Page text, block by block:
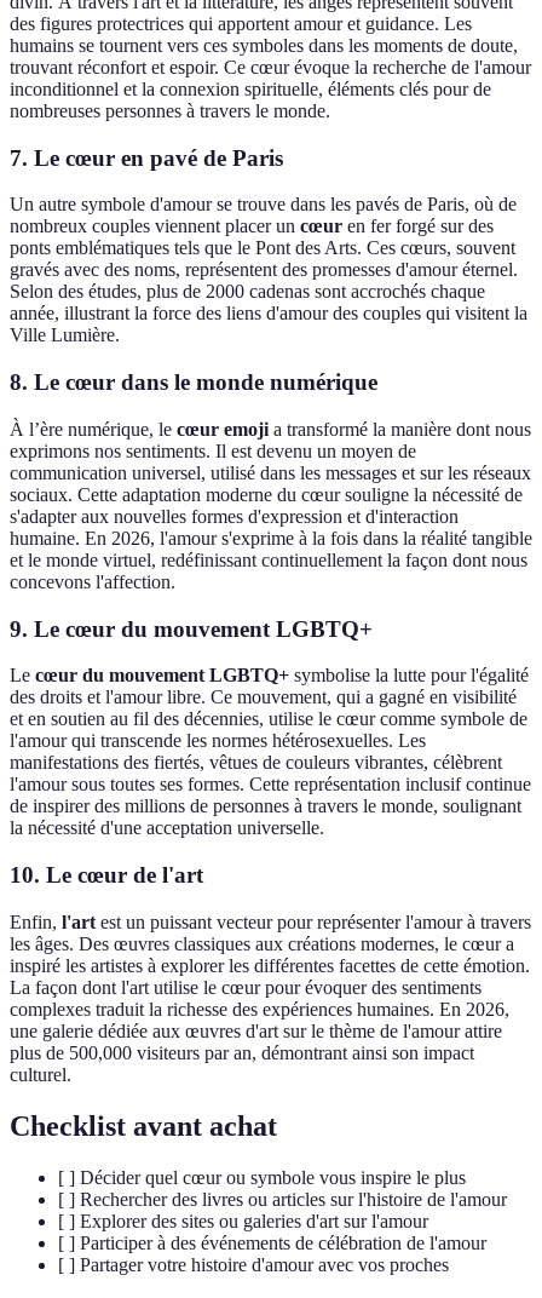
des figures protectrices qui apportent amour et guidance. Les
humains se tournent vers ces symboles dans les moments de doute,
trouvant réconfort et espoir. Ce cœur évoque la recherche de l'amour
inconditionnel et la connexion spirituelle, éléments clés pour de
nombreuses personnes à travers le monde.
7. Le cœur en pavé de Paris
Un autre symbole d'amour se trouve dans les pavés de Paris, où de
nombreux couples viennent placer un cœur en fer forgé sur des
ponts emblématiques tels que le Pont des Arts. Ces cœurs, souvent
gravés avec des noms, représentent des promesses d'amour éternel.
Selon des études, plus de 2000 cadenas sont accrochés chaque
année, illustrant la force des liens d'amour des couples qui visitent la
Ville Lumière.
8. Le cœur dans le monde numérique
À l’ère numérique, le cœur emoji a transformé la manière dont nous
exprimons nos sentiments. Il est devenu un moyen de
communication universel, utilisé dans les messages et sur les réseaux
sociaux. Cette adaptation moderne du cœur souligne la nécessité de
s'adapter aux nouvelles formes d'expression et d'interaction
humaine. En 2026, l'amour s'exprime à la fois dans la réalité tangible
et le monde virtuel, redéfinissant continuellement la façon dont nous
concevons l'affection.
9. Le cœur du mouvement LGBTQ+
Le cœur du mouvement LGBTQ+ symbolise la lutte pour l'égalité
des droits et l'amour libre. Ce mouvement, qui a gagné en visibilité
et en soutien au fil des décennies, utilise le cœur comme symbole de
l'amour qui transcende les normes hétérosexuelles. Les
manifestations des fiertés, vêtues de couleurs vibrantes, célèbrent
l'amour sous toutes ses formes. Cette représentation inclusif continue
de inspirer des millions de personnes à travers le monde, soulignant
la nécessité d'une acceptation universelle.
10. Le cœur de l'art
Enfin, l'art est un puissant vecteur pour représenter l'amour à travers
les âges. Des œuvres classiques aux créations modernes, le cœur a
inspiré les artistes à explorer les différentes facettes de cette émotion.
La façon dont l'art utilise le cœur pour évoquer des sentiments
complexes traduit la richesse des expériences humaines. En 2026,
une galerie dédiée aux œuvres d'art sur le thème de l'amour attire
plus de 500,000 visiteurs par an, démontrant ainsi son impact
culturel.
Checklist avant achat
[ ] Décider quel cœur ou symbole vous inspire le plus
[ ] Rechercher des livres ou articles sur l'histoire de l'amour
[ ] Explorer des sites ou galeries d'art sur l'amour
[ ] Participer à des événements de célébration de l'amour
[ ] Partager votre histoire d'amour avec vos proches